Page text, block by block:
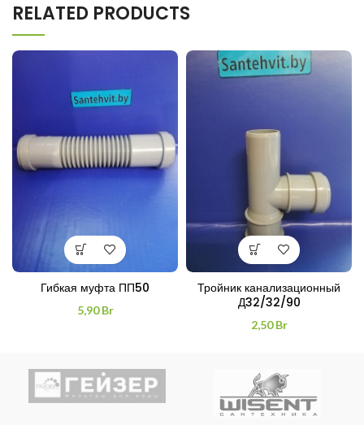
RELATED PRODUCTS
Гибкая муфта ПП50
5,90Br
Тройник канализационный
Д32/32/90
2,50Br